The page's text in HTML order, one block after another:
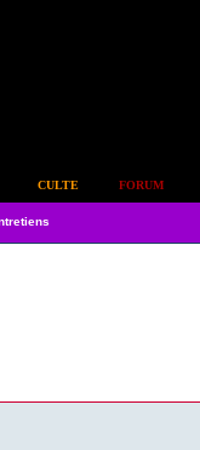
CULTE FORUM